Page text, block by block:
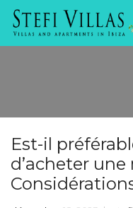
Est-il
d’acheter une